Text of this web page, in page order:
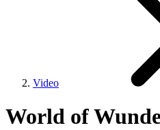
Video
World of